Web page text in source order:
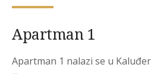
Apartman 1
Apartman 1 nalazi se u